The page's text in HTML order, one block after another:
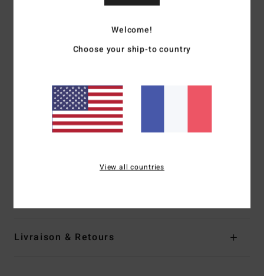
ripstop contrasté sur l'empiècement haut et la
Bande jacquard tissée à motif vague sur la poitrine
Poches avant pour les mains
Cordons de serrage tissés personnalisés avec embouts
thermo-gainés
Marquage :étiquettes avec logo Adventure Division
Livraison & Retours
Welcome!
Choose your ship-to country
View all countries